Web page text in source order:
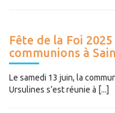
Fête de la Foi
communions à
Le samedi 13 juin, la
Ursulines s’est réunie à [...]